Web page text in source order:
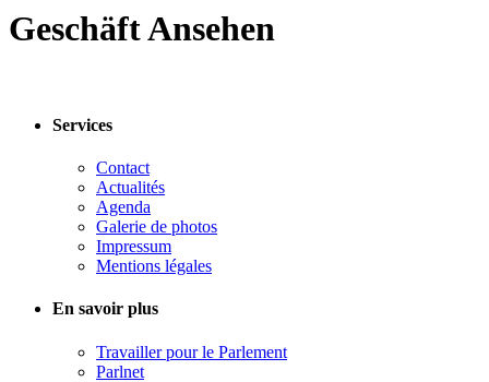
Geschäft Ansehen
Services
Contact
Actualités
Agenda
Galerie de photos
Impressum
Mentions légales
En savoir plus
Travailler pour le Parlement
Parlnet